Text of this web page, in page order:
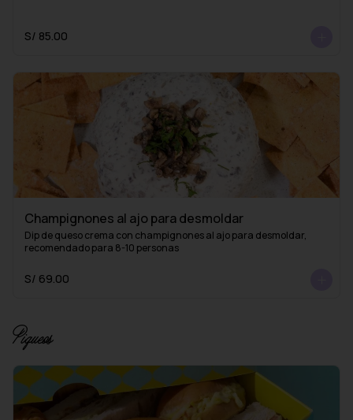
S/ 85.00
Champignones al ajo para desmoldar
Dip de queso crema con champignones al ajo para desmoldar,
recomendado para 8-10 personas
S/ 69.00
Piqueos